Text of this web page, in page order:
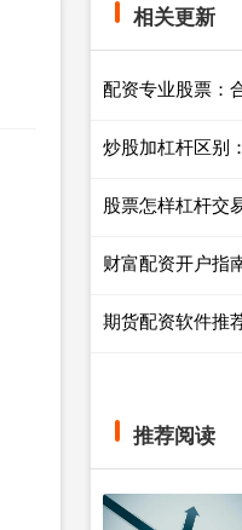
相关更新
配资专业股票：
炒股加杠杆区别
股票怎样杠杆交
财富配资开户指
期货配资软件推
推荐阅读